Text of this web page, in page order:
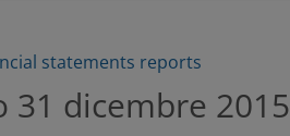
statements reports
31 dicembre 2015